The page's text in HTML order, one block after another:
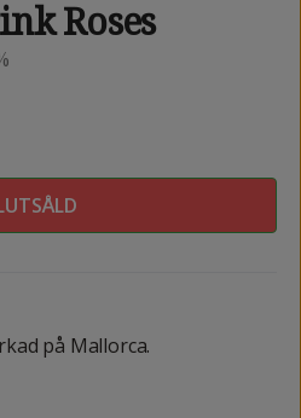
Roses
på Mallorca.